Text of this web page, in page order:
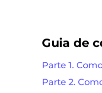
Guia de
Parte 1.
Parte 2.